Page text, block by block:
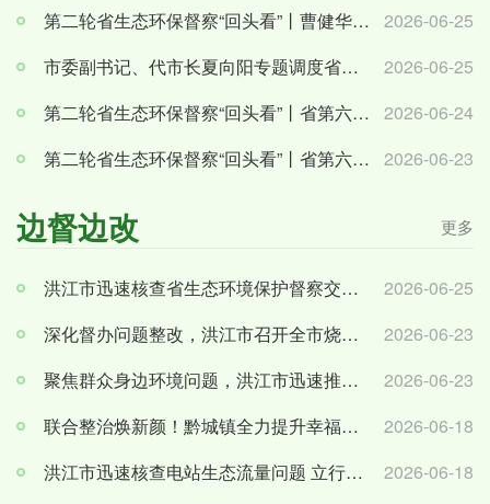
2026-06-25
第二轮省生态环保督察“回头看”丨曹健华：直面问题短板重点攻坚 坚决完成各项目标任务
2026-06-25
市委副书记、代市长夏向阳专题调度省生态环境保护督察“回头看”工作
2026-06-24
第二轮省生态环保督察“回头看”丨省第六生态环境保护督察组副组长易继红下沉沅陵、辰溪督察
2026-06-23
第二轮省生态环保督察“回头看”丨省第六生态环境保护督察组副组长易继红下沉溆浦县督察
边督边改 更多
2026-06-25
洪江市迅速核查省生态环境保护督察交办件 现场督导企业废水污染问题整改
2026-06-23
深化督办问题整改，洪江市召开全市烧结砖瓦行业综合整治专项行动推进会
2026-06-23
聚焦群众身边环境问题，洪江市迅速推进畜禽粪污露天堆放整改
2026-06-18
联合整治焕新颜！黔城镇全力提升幸福小区人居环境
2026-06-18
洪江市迅速核查电站生态流量问题 立行立改筑牢水生态屏障